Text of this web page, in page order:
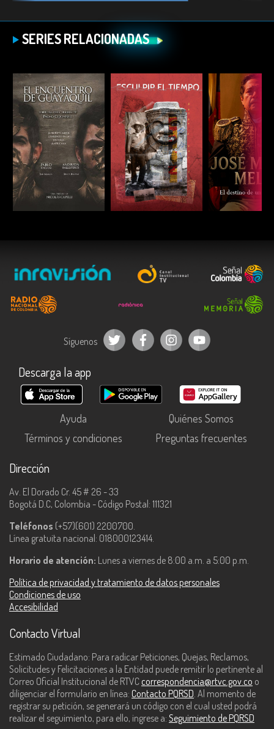
SERIES RELACIONADAS
ESCUCHAR ESCUCHAR
Síguenos
Descarga la app
Ayuda
Quiénes Somos
Términos y condiciones
Preguntas frecuentes
Dirección
Av. El Dorado Cr. 45 # 26 - 33
Bogotá D.C, Colombia - Código Postal: 111321
Teléfonos (+57)(601) 2200700.
Línea gratuita nacional: 018000123414.
Horario de atención: Lunes a viernes de 8:00 a.m. a 5:00 p.m.
Política de privacidad y tratamiento de datos personales
Condiciones de uso
Accesibilidad
Contacto Virtual
Estimado Ciudadano: Para radicar Peticiones, Quejas, Reclamos,
Solicitudes y Felicitaciones a la Entidad puede remitir lo pertinente al
Correo Oficial Institucional de RTVC correspondencia@rtvc.gov.co o
diligenciar el formulario en línea: Contacto PQRSD. Al momento de
registrar su petición, se generará un código con el cual usted podrá
realizar el seguimiento, para ello, ingrese a: Seguimiento de PQRSD